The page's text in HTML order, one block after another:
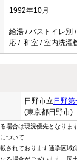
1992年10月
給湯 / バストイレ別
応 / 和室 / 室内洗濯
日野市立 日野
(東京都日野市)
場合は現況優先となりま
ついて
されております通学区